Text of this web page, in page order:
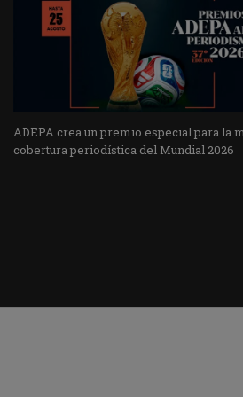
ADEPA crea un premio especial para la
cobertura periodística del Mundial 2026